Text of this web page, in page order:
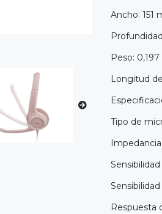
Ancho: 151
Peso:
Longitud
Tipo de
Respuesta